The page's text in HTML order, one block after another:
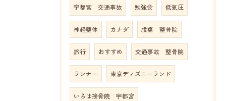
宇都宮 交通事故 勉強会 低気圧
神経整体 カナダ 腰痛 整骨院
旅行 おすすめ 交通事故 整骨院
ランナー 東京ディズニーランド
いろは接骨院 宇都宮